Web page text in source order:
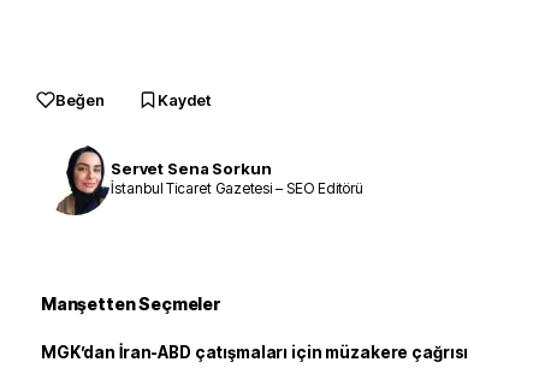
Beğen Kaydet
Servet Sena Sorkun
İstanbul Ticaret Gazetesi – SEO Editörü
Manşetten Seçmeler
MGK’dan İran-ABD çatışmaları için müzakere çağrısı